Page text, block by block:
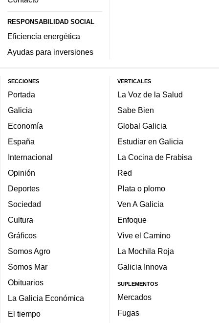
RESPONSABILIDAD SOCIAL
Eficiencia energética
Ayudas para inversiones
SECCIONES
Portada
Galicia
Economía
España
Internacional
Opinión
Deportes
Sociedad
Cultura
Gráficos
Somos Agro
Somos Mar
Obituarios
La Galicia Económica
El tiempo
VERTICALES
La Voz de la Salud
Sabe Bien
Global Galicia
Estudiar en Galicia
La Cocina de Frabisa
Red
Plata o plomo
Ven A Galicia
Enfoque
Vive el Camino
La Mochila Roja
Galicia Innova
SUPLEMENTOS
Mercados
Fugas